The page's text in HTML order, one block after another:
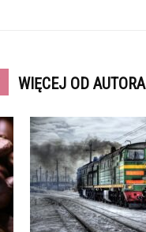
WIĘCEJ OD AUTORA